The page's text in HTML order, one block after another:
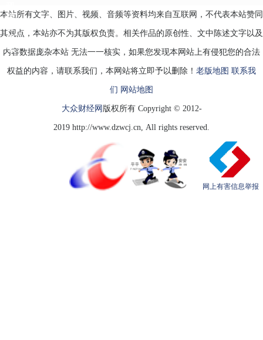
烟
雾
怎
么
本站所有文字、图片、视频、音频等资料均来自互联网，不代表本站赞同
其观点，本站亦不为其版权负责。相关作品的原创性、文中陈述文字以及
内容数据庞杂本站 无法一一核实，如果您发现本网站上有侵犯您的合法
权益的内容，请联系我们，本网站将立即予以删除！ 老版地图 联系我
们 网站地图
大众财经网 版权所有 Copyright © 2012-
2019 http://www.dzwcj.cn, All rights reserved.
网上有害信息举报